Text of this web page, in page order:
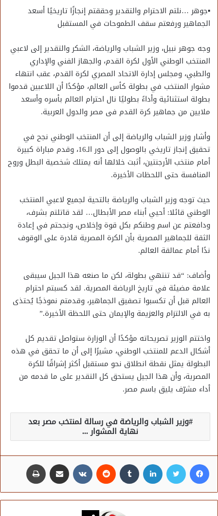
▪︎جوهر …نلتم الاحترام والتقدير وحققتم إنجازًا تاريخيًا أسعد
الجماهير ورفعتم سقف الطموحات في المستقبل
وجه جوهر نبيل، وزير الشباب والرياضة، الشكر والتقدير إلى لاعبي
المنتخب الوطني الأول لكرة القدم، والجهاز الفني والإداري
والطبي، ومجلس إدارة الاتحاد المصري لكرة القدم، عقب انتهاء
مشوار المنتخب في بطولة كأس العالم، مؤكدًا أن اللاعبين قدموا
بطولة استثنائية وأداءً بطوليًا نال احترام العالم بأسره وأسعد
ملايين من جماهير كرة القدم فى مصر والدول العربية.
وأشار وزير الشباب والرياضة إلى أن المنتخب الوطني نجح في
تحقيق إنجاز تاريخي بالوصول إلى دور الـ16، وقدم مباراة كبيرة
أمام منتخب الأرجنتين، أثبت خلالها أنه يمتلك شخصية البطل وروح
المنافسة حتى اللحظات الأخيرة.
حيث توجه وزير الشباب والرياضة بالتحية لجميع لاعبي المنتخب
الوطني قائلا: أحيي أبناء مصر الأبطال… لقد قاتلتم بشرف،
ودافعتم عن اسم وطنكم بكل قوة وإخلاص، ونجحتم في إعادة
الثقة للجماهير المصرية بأن الكرة المصرية قادرة على الوقوف
ندًا أمام عمالقة العالم.
وأضاف: “قد تنتهي بطولة، لكن ما صنعه هذا الجيل سيبقى
علامة مضيئة في تاريخ الرياضة المصرية. لقد كسبتم احترام
العالم قبل أن تكسبوا تصفيق الجماهير، وقدمتم نموذجًا يُحتذى
به في الالتزام والعزيمة والإيمان حتى اللحظة الأخيرة.”
واختتم الوزير تصريحاته مؤكدًا أن الوزارة ستواصل تقديم كل
أشكال الدعم للمنتخب الوطني، مشيرًا إلى أن ما تحقق في هذه
البطولة يمثل نقطة انطلاق نحو مستقبل أكثر إشراقًا للكرة
المصرية، وأن هذا الجيل يستحق كل التقدير على ما قدمه من
أداء مشرّف يليق باسم مصر.
وزير الشباب والرياضة في رسالة لمنتخب مصر بعد
نهاية المشوار ...
فيسبوك تويتر لينكدإن مشاركة عبر البريد